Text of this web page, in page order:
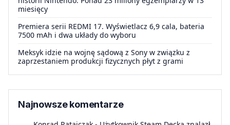
miesięcy
Premiera serii REDMI 17. Wyświetlacz 6,9 cala, bateria
7500 mAh i dwa układy do wyboru
Meksyk idzie na wojnę sądową z Sony w związku z
zaprzestaniem produkcji fizycznych płyt z grami
Najnowsze komentarze